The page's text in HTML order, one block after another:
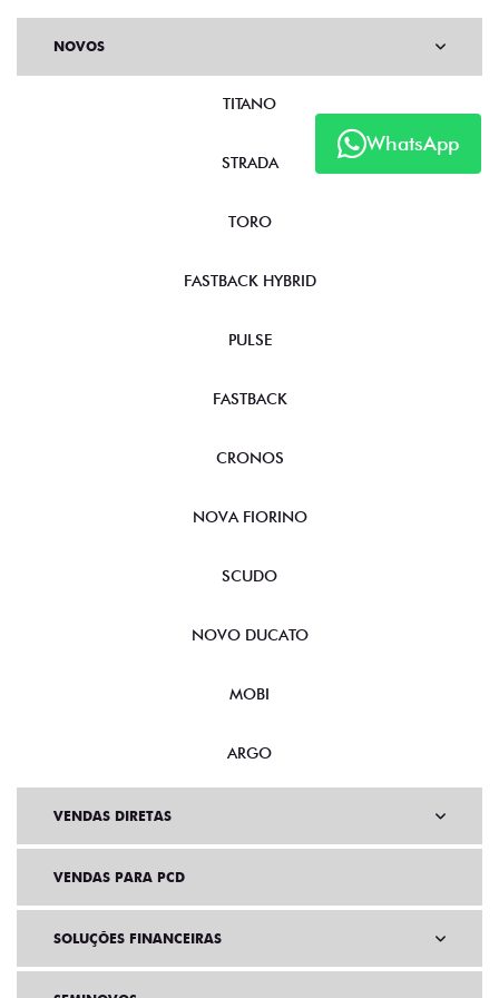
WhatsApp
NOVOS
TITANO
STRADA
TORO
FASTBACK HYBRID
PULSE
FASTBACK
CRONOS
NOVA FIORINO
SCUDO
NOVO DUCATO
MOBI
ARGO
VENDAS DIRETAS
VENDAS PARA PCD
SOLUÇÕES FINANCEIRAS